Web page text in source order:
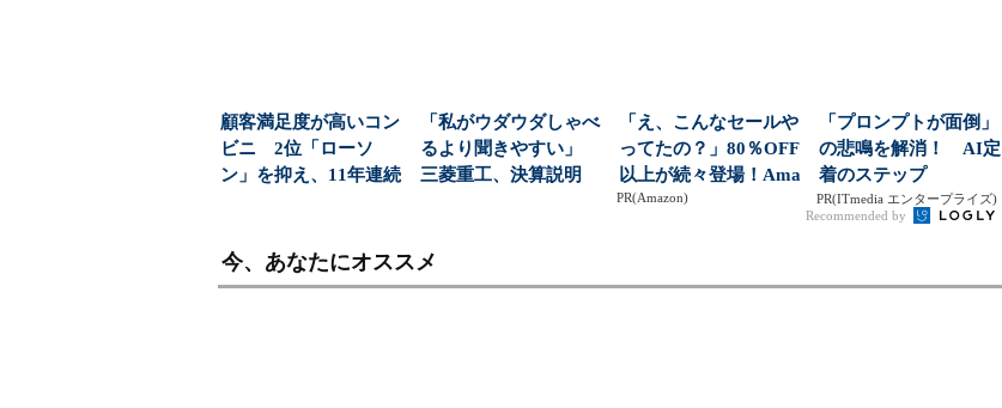
顧客満足度が高いコン
ビニ 2位「ローソ
ン」を抑え、11年連続
「私がウダウダしゃべ
るより聞きやすい」
三菱重工、決算説明
「え、こんなセールや
ってたの？」80％OFF
以上が続々登場！Ama
zonの本気が...
PR(Amazon)
「プロンプトが面倒」
の悲鳴を解消！ AI定
着のステップ
PR(ITmedia エンタープライズ)
Recommended by
今、あなたにオススメ